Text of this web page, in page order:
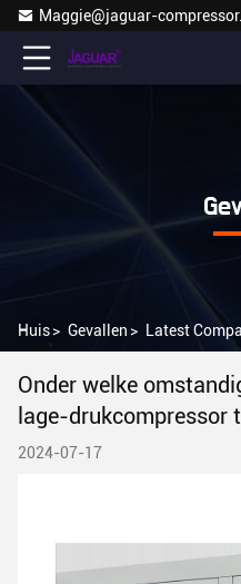
Maggie@jaguar-
Huis> Gevallen >
Onder welke
lage-drukcompressor
2024-07-17